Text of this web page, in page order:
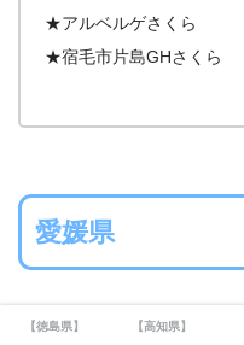
★アルベルゲさくら
★宿毛市片島GHさくら
愛媛県
【徳島県】 【高知県】